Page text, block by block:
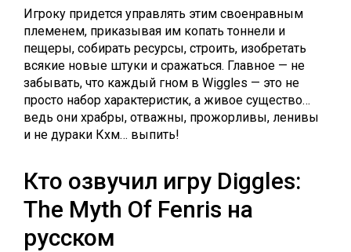
Игроку придется управлять этим своенравным
племенем, приказывая им копать тоннели и
пещеры, собирать ресурсы, строить, изобретать
всякие новые штуки и сражаться. Главное — не
забывать, что каждый гном в Wiggles — это не
просто набор характеристик, а живое существо…
ведь они храбры, отважны, прожорливы, ленивы
и не дураки Кхм… выпить!
Кто озвучил игру Diggles:
The Myth Of Fenris на
русском